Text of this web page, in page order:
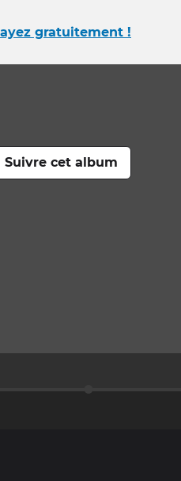
gratuitement !
Suivre cet album